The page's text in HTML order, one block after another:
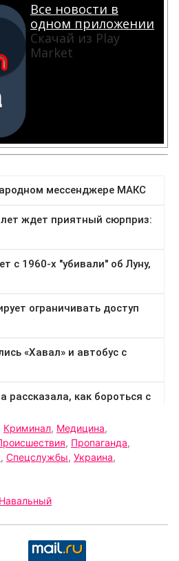
Все новости в
одном приложении
Скачай из Play
Market
Криминал, Медицина,
, Пропаганда,
, Спецслужбы, Украина,
Навальный